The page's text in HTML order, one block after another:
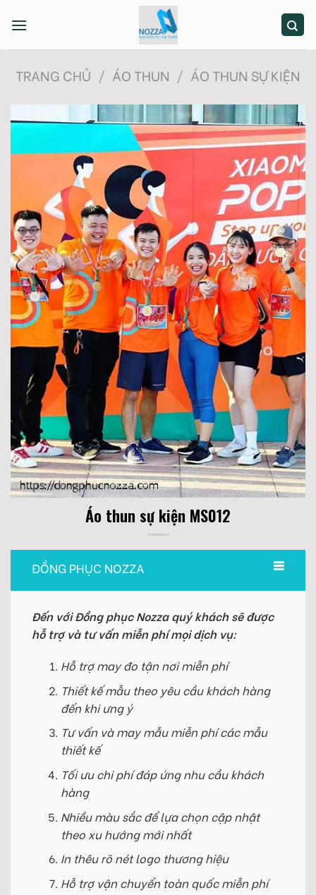
TRANG CHỦ / ÁO THUN / ÁO THUN SỰ KIỆN
Áo thun sự kiện MS012
ĐỒNG PHỤC NOZZA
Đến với Đồng phục Nozza quý khách sẽ được
hỗ trợ và tư vấn miễn phí mọi dịch vụ:
Hỗ trợ may đo tận nơi miễn phí
Thiết kế mẫu theo yêu cầu khách hàng
đến khi ưng ý
Tư vấn và may mẫu miễn phí các mẫu
thiết kế
Tối ưu chi phí đáp ứng nhu cầu khách
hàng
Nhiều màu sắc để lựa chọn cập nhật
theo xu hướng mới nhất
In thêu rõ nét logo thương hiệu
Hỗ trợ vận chuyển toàn quốc miễn phí